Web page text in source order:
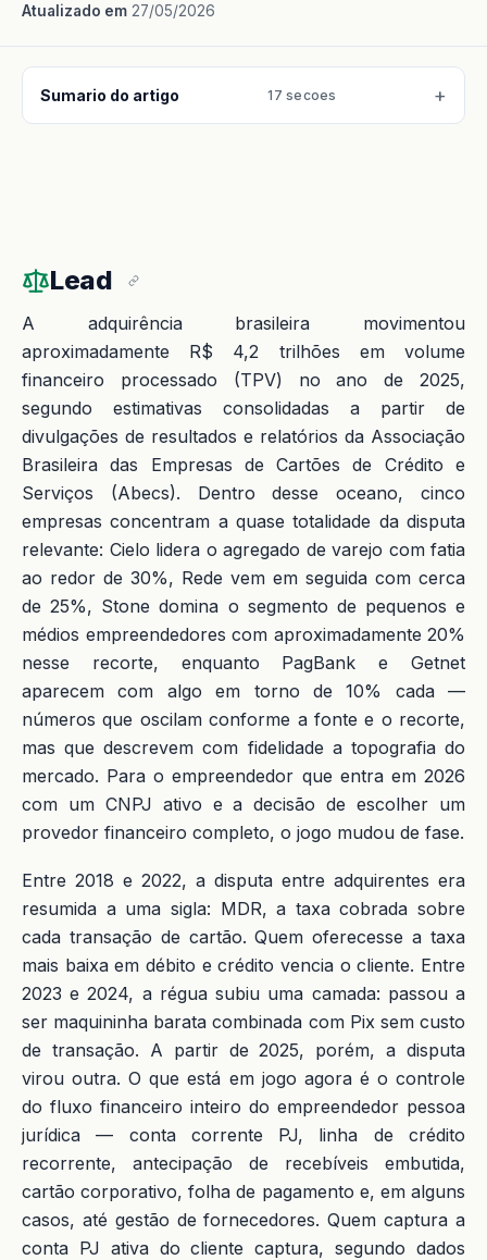
Atualizado em 27/05/2026
Sumario do artigo 17 secoes
Lead
A adquirência brasileira movimentou
aproximadamente R$ 4,2 trilhões em volume
financeiro processado (TPV) no ano de 2025,
segundo estimativas consolidadas a partir de
divulgações de resultados e relatórios da Associação
Brasileira das Empresas de Cartões de Crédito e
Serviços (Abecs). Dentro desse oceano, cinco
empresas concentram a quase totalidade da disputa
relevante: Cielo lidera o agregado de varejo com fatia
ao redor de 30%, Rede vem em seguida com cerca
de 25%, Stone domina o segmento de pequenos e
médios empreendedores com aproximadamente 20%
nesse recorte, enquanto PagBank e Getnet
aparecem com algo em torno de 10% cada —
números que oscilam conforme a fonte e o recorte,
mas que descrevem com fidelidade a topografia do
mercado. Para o empreendedor que entra em 2026
com um CNPJ ativo e a decisão de escolher um
provedor financeiro completo, o jogo mudou de fase.
Entre 2018 e 2022, a disputa entre adquirentes era
resumida a uma sigla: MDR, a taxa cobrada sobre
cada transação de cartão. Quem oferecesse a taxa
mais baixa em débito e crédito vencia o cliente. Entre
2023 e 2024, a régua subiu uma camada: passou a
ser maquininha barata combinada com Pix sem custo
de transação. A partir de 2025, porém, a disputa
virou outra. O que está em jogo agora é o controle
do fluxo financeiro inteiro do empreendedor pessoa
jurídica — conta corrente PJ, linha de crédito
recorrente, antecipação de recebíveis embutida,
cartão corporativo, folha de pagamento e, em alguns
casos, até gestão de fornecedores. Quem captura a
conta PJ ativa do cliente captura, segundo dados